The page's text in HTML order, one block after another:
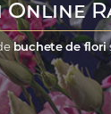
Online
buchete de flori